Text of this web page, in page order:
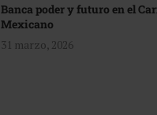
Banca poder y futuro en el
Mexicano
31 marzo, 2026